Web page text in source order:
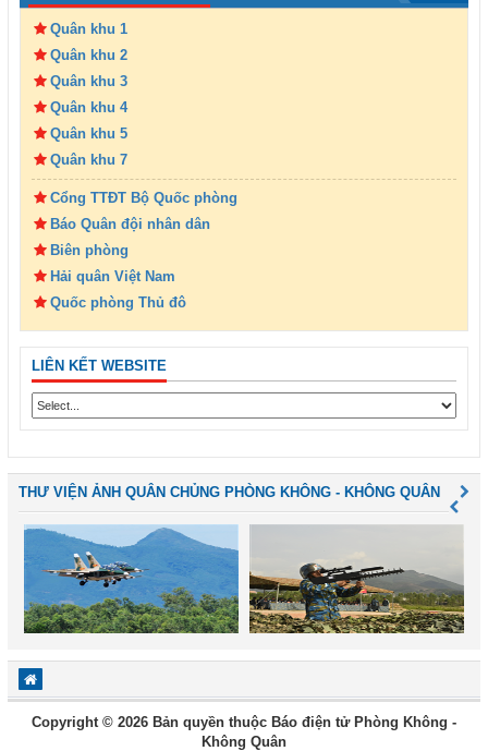
Quân khu 1
Quân khu 2
Quân khu 3
Quân khu 4
Quân khu 5
Quân khu 7
Cổng TTĐT Bộ Quốc phòng
Báo Quân đội nhân dân
Biên phòng
Hải quân Việt Nam
Quốc phòng Thủ đô
LIÊN KẾT WEBSITE
THƯ VIỆN ẢNH QUÂN CHỦNG PHÒNG KHÔNG - KHÔNG QUÂN
Copyright © 2026 Bản quyền thuộc Báo điện tử Phòng Không -
Không Quân